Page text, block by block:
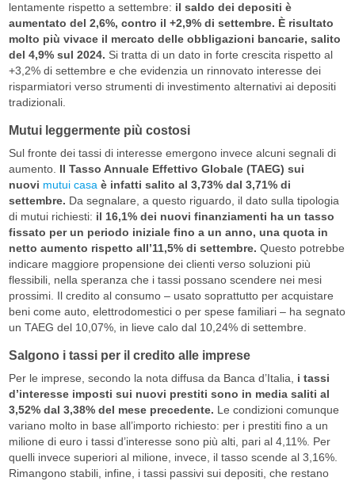
lentamente rispetto a settembre: il saldo dei depositi è
aumentato del 2,6%, contro il +2,9% di settembre. È risultato
molto più vivace il mercato delle obbligazioni bancarie, salito
del 4,9% sul 2024. Si tratta di un dato in forte crescita rispetto al
+3,2% di settembre e che evidenzia un rinnovato interesse dei
risparmiatori verso strumenti di investimento alternativi ai depositi
tradizionali.
Mutui leggermente più costosi
Sul fronte dei tassi di interesse emergono invece alcuni segnali di
aumento. Il Tasso Annuale Effettivo Globale (TAEG) sui
nuovi mutui casaè infatti salito al 3,73% dal 3,71% di
settembre. Da segnalare, a questo riguardo, il dato sulla tipologia
di mutui richiesti: il 16,1% dei nuovi finanziamenti ha un tasso
fissato per un periodo iniziale fino a un anno, una quota in
netto aumento rispetto all’11,5% di settembre. Questo potrebbe
indicare maggiore propensione dei clienti verso soluzioni più
flessibili, nella speranza che i tassi possano scendere nei mesi
prossimi. Il credito al consumo – usato soprattutto per acquistare
beni come auto, elettrodomestici o per spese familiari – ha segnato
un TAEG del 10,07%, in lieve calo dal 10,24% di settembre.
Salgono i tassi per il credito alle imprese
Per le imprese, secondo la nota diffusa da Banca d’Italia, i tassi
d’interesse imposti sui nuovi prestiti sono in media saliti al
3,52% dal 3,38% del mese precedente. Le condizioni comunque
variano molto in base all’importo richiesto: per i prestiti fino a un
milione di euro i tassi d’interesse sono più alti, pari al 4,11%. Per
quelli invece superiori al milione, invece, il tasso scende al 3,16%.
Rimangono stabili, infine, i tassi passivi sui depositi, che restano